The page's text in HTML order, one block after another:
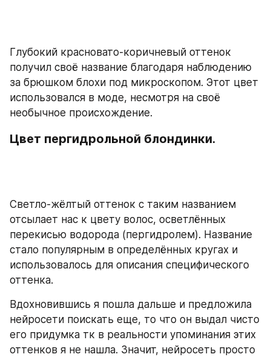
Глубокий красновато-коричневый оттенок
получил своё название благодаря наблюдению
за брюшком блохи под микроскопом. Этот цвет
использовался в моде, несмотря на своё
необычное происхождение.
Цвет пергидрольной блондинки.
Светло-жёлтый оттенок с таким названием
отсылает нас к цвету волос, осветлённых
перекисью водорода (пергидролем). Название
стало популярным в определённых кругах и
использовалось для описания специфического
оттенка.
Вдохновившись я пошла дальше и предложила
нейросети поискать еще, то что он выдал чисто
его придумка тк в реальности упоминания этих
оттенков я не нашла. Значит, нейросеть просто